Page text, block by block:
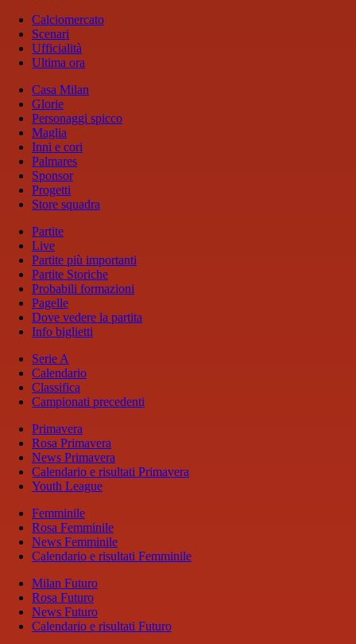
Calciomercato
Scenari
Ufficialità
Ultima ora
Casa Milan
Glorie
Personaggi spicco
Maglia
Inni e cori
Palmares
Sponsor
Progetti
Store squadra
Partite
Live
Partite più importanti
Partite Storiche
Probabili formazioni
Pagelle
Dove vedere la partita
Info biglietti
Serie A
Calendario
Classifica
Campionati precedenti
Primavera
Rosa Primavera
News Primavera
Calendario e risultati Primavera
Youth League
Femminile
Rosa Femminile
News Femminile
Calendario e risultati Femminile
Milan Futuro
Rosa Futuro
News Futuro
Calendario e risultati Futuro